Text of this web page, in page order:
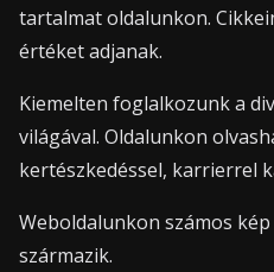
tartalmat oldalunkon.
értéket adjanak.
Kiemelten foglalkozunk a
világával. Oldalunkon
kertészkedéssel, karrierrel
Weboldalunkon számos kép
származik.